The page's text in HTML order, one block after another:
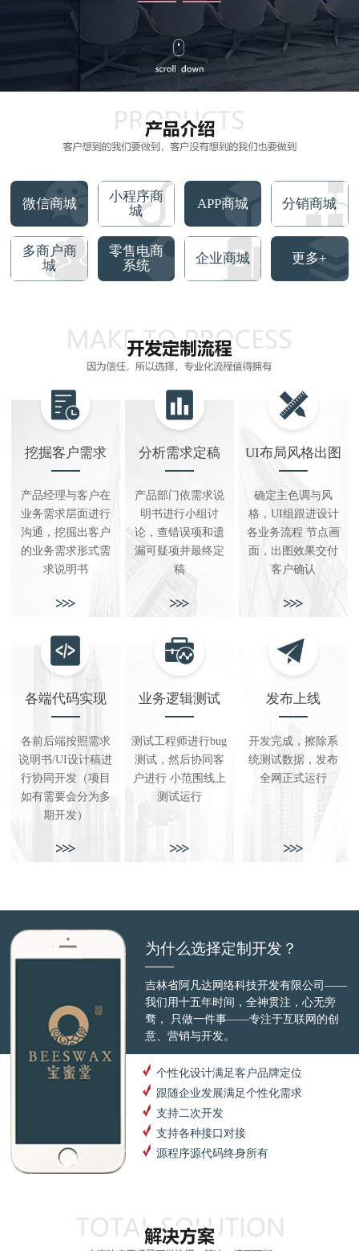
微信商城
小程序商
城
APP商城 分销商城
多商户商
城
零售电商
系统
企业商城 更多+
挖掘客户需求
产品经理与客户在
业务需求层面进行
沟通，挖掘出客户
的业务需求形式需
求说明书
分析需求定稿
产品部门依需求说
明书进行小组讨
论，查错误项和遗
漏可疑项并最终定
稿
UI布局风格出图
确定主色调与风
格，UI组跟进设计
各业务流程 节点画
面，出图效果交付
客户确认
各端代码实现
各前后端按照需求
说明书/UI设计稿进
行协同开发（项目
如有需要会分为多
期开发）
业务逻辑测试
测试工程师进行bug
测试，然后协同客
户进行 小范围线上
测试运行
发布上线
开发完成，擦除系
统测试数据，发布
全网正式运行
为什么选择定制开发？
吉林省阿凡达网络科技开发有限公司——
我们用十五年时间，全神贯注，心无旁
骛， 只做一件事——专注于互联网的创
意、营销与开发。
个性化设计满足客户品牌定位
跟随企业发展满足个性化需求
支持二次开发
支持各种接口对接
源程序源代码终身所有